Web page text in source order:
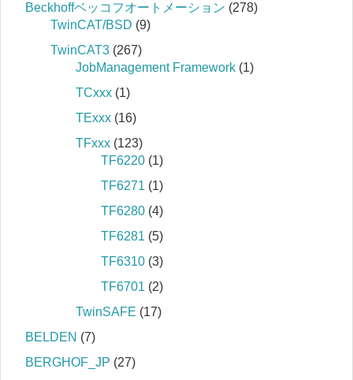
Beckhoffベッコフオートメーション (278)
TwinCAT/BSD (9)
TwinCAT3 (267)
JobManagement Framework (1)
TCxxx (1)
TExxx (16)
TFxxx (123)
TF6220 (1)
TF6271 (1)
TF6280 (4)
TF6281 (5)
TF6310 (3)
TF6701 (2)
TwinSAFE (17)
BELDEN (7)
BERGHOF_JP (27)